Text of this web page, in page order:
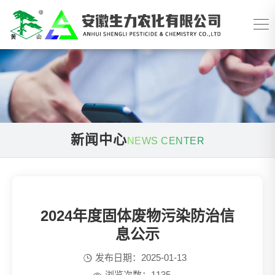
新闻中心NEWS CENTER
2024年度固体废物污染防治信
息公示
 发布日期：2025-01-13